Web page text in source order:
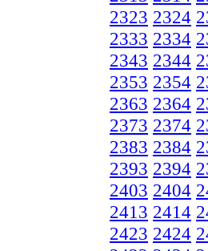
2323 2324
2333 2334
2343 2344
2353 2354
2363 2364
2373 2374
2383 2384
2393 2394
2403 2404
2413 2414
2423 2424